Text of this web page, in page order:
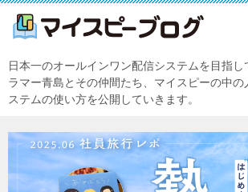
日本一のオールインワン配信システムを目指
ラマー青島とその仲間たち、マイスピーの中の
ステムの使い方を公開していきます。